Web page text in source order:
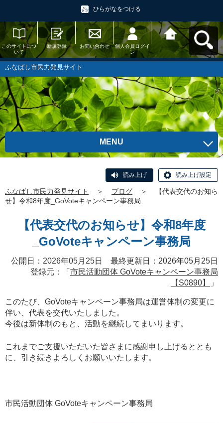
ひらがなをつける
このサイトにつ
いて
新規登録 お問い合わせ
個人会員ログイ
ン
ふなばし市民力
発見サイトへ戻
る
ふなばし市民力発見サイト
MENU
読み上げ 読み上げ設定
ふなばし市民力発見サイト ＞ ブログ ＞
【代表交代のお知ら
せ】令和8年度_GoVoteキャンペーン事務局
【代表交代のお知らせ】令和8年度
_GoVoteキャンペーン事務局
公開日：2026年05月25日 最終更新日：2026年05月25日
登録元：「 市民活動団体 GoVoteキャンペーン事務局
【S0890】
」
このたび、GoVoteキャンペーン事務局は運営体制の変更に
伴い、代表を交代いたしました。
今後は新体制のもと、活動を継続してまいります。
これまでご支援いただいた皆さまに感謝申し上げるととも
に、引き続きよろしくお願いいたします。
市民活動団体 GoVoteキャンペーン事務局